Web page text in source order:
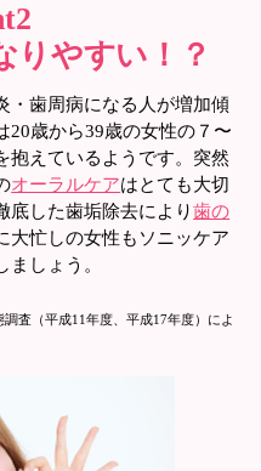
りやすい！？
・歯周病になる人が増加傾
歳から39歳の女性の７〜
抱えているようです。突然
オーラルケアはとても大切
底した歯垢除去により歯の
大忙しの女性もソニッケア
しょう。
査（平成11年度、平成17年度）によ